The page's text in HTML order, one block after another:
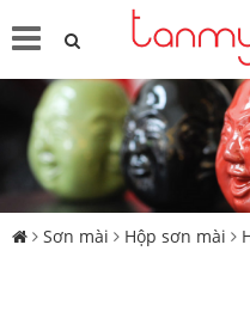
Sơn mài Hộp sơn mài